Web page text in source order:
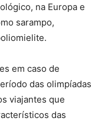
na Europa e
sarampo,
em caso de
das olimpíadas
viajantes que
das